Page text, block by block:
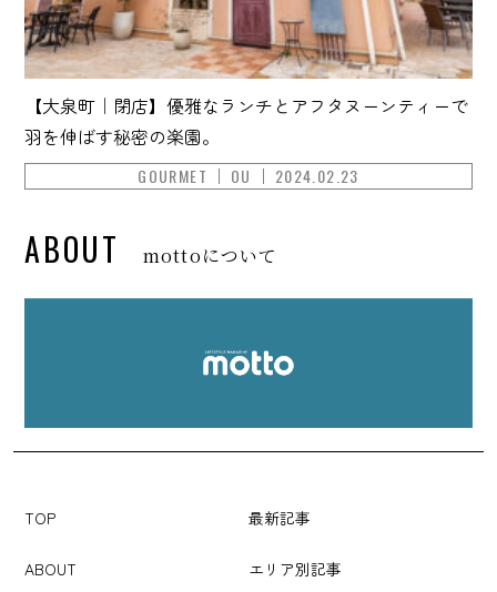
【大泉町｜閉店】優雅なランチとアフタヌーンティーで
羽を伸ばす秘密の楽園。
GOURMET OU 2024.02.23
ABOUT mottoについて
TOP 最新記事
ABOUT エリア別記事